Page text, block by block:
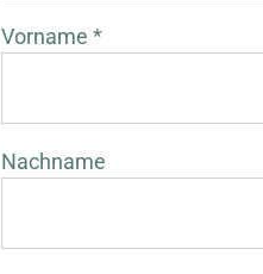
Vorname *
Nachname